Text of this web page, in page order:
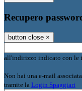
Recupero
button close ×
all'indirizzo indicato con le
Non hai una e-mail
tramite la Login Spaggiari